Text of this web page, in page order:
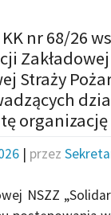
nr 68/26
Straży
organizację
| przez
NSZZ